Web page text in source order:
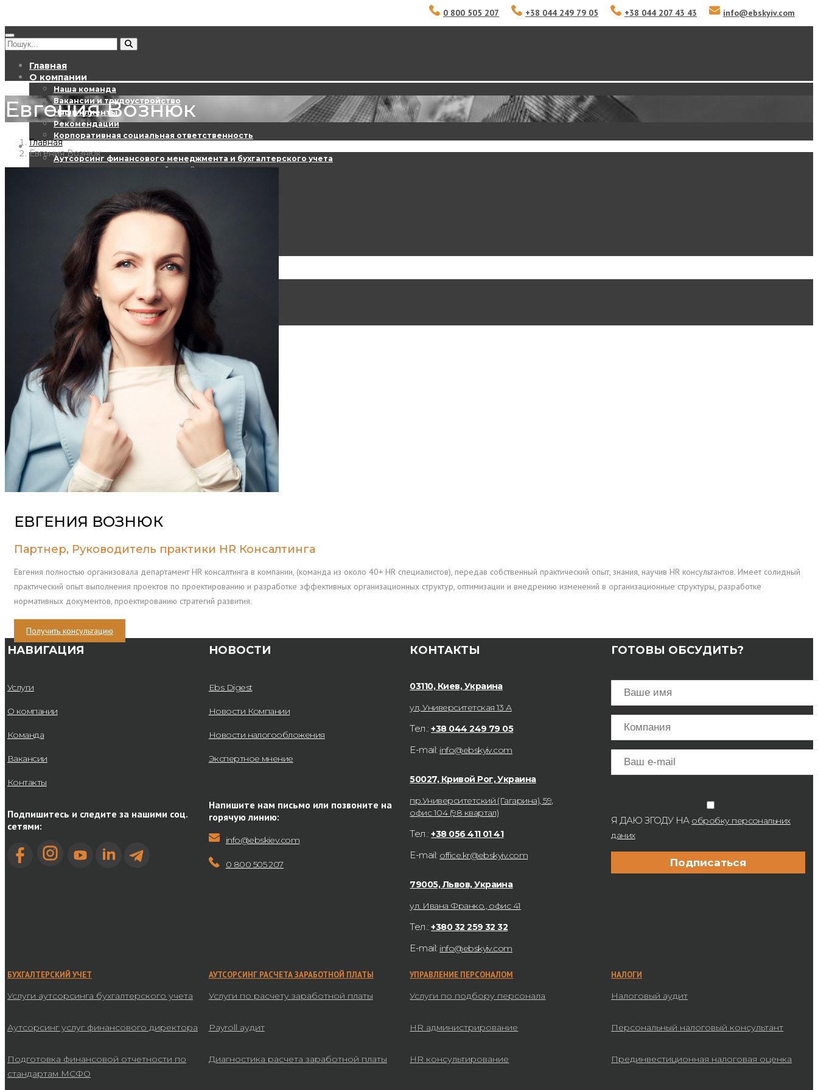
0 800 505 207 +38 044 249 79 05 +38 044 207 43 43 info@ebskyiv.com
Главная
О компании
Наша команда
Вакансии и трудоустройство
Наши клиенты
Рекомендации
Корпоративная социальная ответственность
Услуги
Аутсорсинг финансового менеджмента и бухгалтерского учета
Аутсорсинг расчета заработной платы
Управленческий консалтинг
Налоги
Трансфертное ценообразование
Юридические услуги
EBS Digest
Новости
Мероприятия
Экспертное мнение
Новости компании
Новости законодательства
Контакты
UA
EN
Евгения Вознюк
Главная
Евгения Вознюк
ЕВГЕНИЯ ВОЗНЮК
Партнер, Руководитель практики HR Консалтинга
Евгения полностью организовала департамент HR консалтинга в компании, (команда из около 40+ HR специалистов), передав собственный практический опыт, знания, научив HR консультантов. Имеет солидный
практический опыт выполнения проектов по проектированию и разработке эффективных организационных структур, оптимизации и внедрению изменений в организационные структуры, разработке
нормативных документов, проектированию стратегий развития.
Получить консультацию
НАВИГАЦИЯ
Услуги
О компании
Команда
Вакансии
Контакты
Подпишитесь и следите за нашими соц.
сетями:
НОВОСТИ
Ebs Digest
Новости Компании
Новости налогообложения
Экспертное мнение
Напишите нам письмо или позвоните на
горячую линию:
info@ebskiev.com
0 800 505 207
КОНТАКТЫ
03110, Киев, Украина
ул, Университетская 13 А
Тел.:+38 044 249 79 05
E-mail: info@ebskyiv.com
50027, Кривой Рог, Украина
пр.Университетский (Гагарина), 59,
офис 104 (98 квартал)
Тел.:+38 056 411 01 41
E-mail: office.kr@ebskyiv.com
79005, Львов, Украина
ул. Ивана Франко., офис 41
Тел.:+380 32 259 32 32
E-mail: info@ebskyiv.com
ГОТОВЫ ОБСУДИТЬ?
Я ДАЮ ЗГОДУ НА обробку персональних
даних
БУХГАЛТЕРСКИЙ УЧЕТ
Услуги аутсорсинга бухгалтерского учета
Аутсорсинг услуг финансового директора
Подготовка финансовой отчетности по
стандартам МСФО
АУТСОРСИНГ РАСЧЕТА ЗАРАБОТНОЙ ПЛАТЫ
Услуги по расчету заработной платы
Payroll аудит
Диагностика расчета заработной платы
УПРАВЛЕНИЕ ПЕРСОНАЛОМ
Услуги по подбору персонала
HR администрирование
HR консультирование
НАЛОГИ
Налоговый аудит
Персональный налоговый консультант
Прединвестиционная налоговая оценка